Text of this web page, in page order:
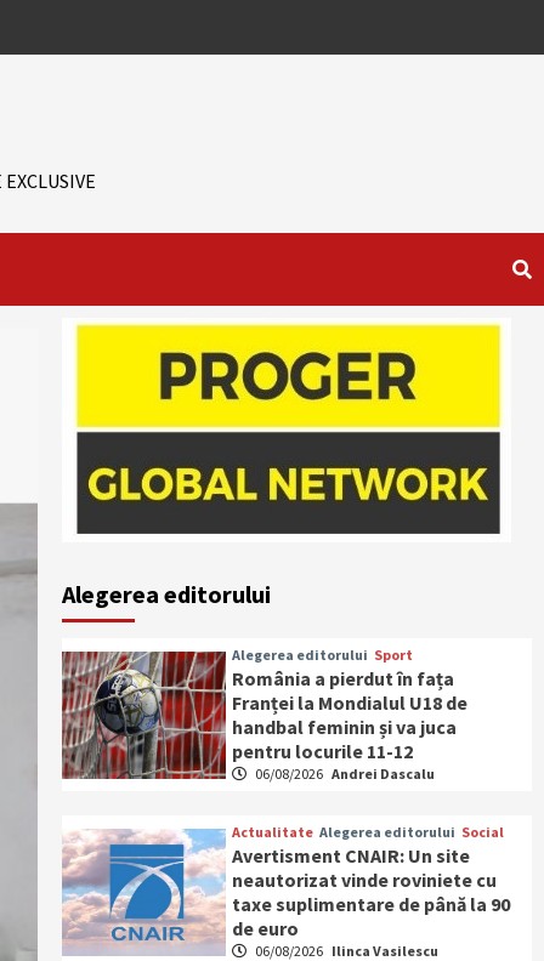
Alegerea editorului
Alegerea editorului Sport
România a pierdut în fața
Franței la Mondialul U18 de
handbal feminin și va juca
pentru locurile 11-12
06/08/2026 Andrei Dascalu
Actualitate Alegerea editorului Social
Avertisment CNAIR: Un site
neautorizat vinde roviniete cu
taxe suplimentare de până la 90
de euro
06/08/2026 Ilinca Vasilescu